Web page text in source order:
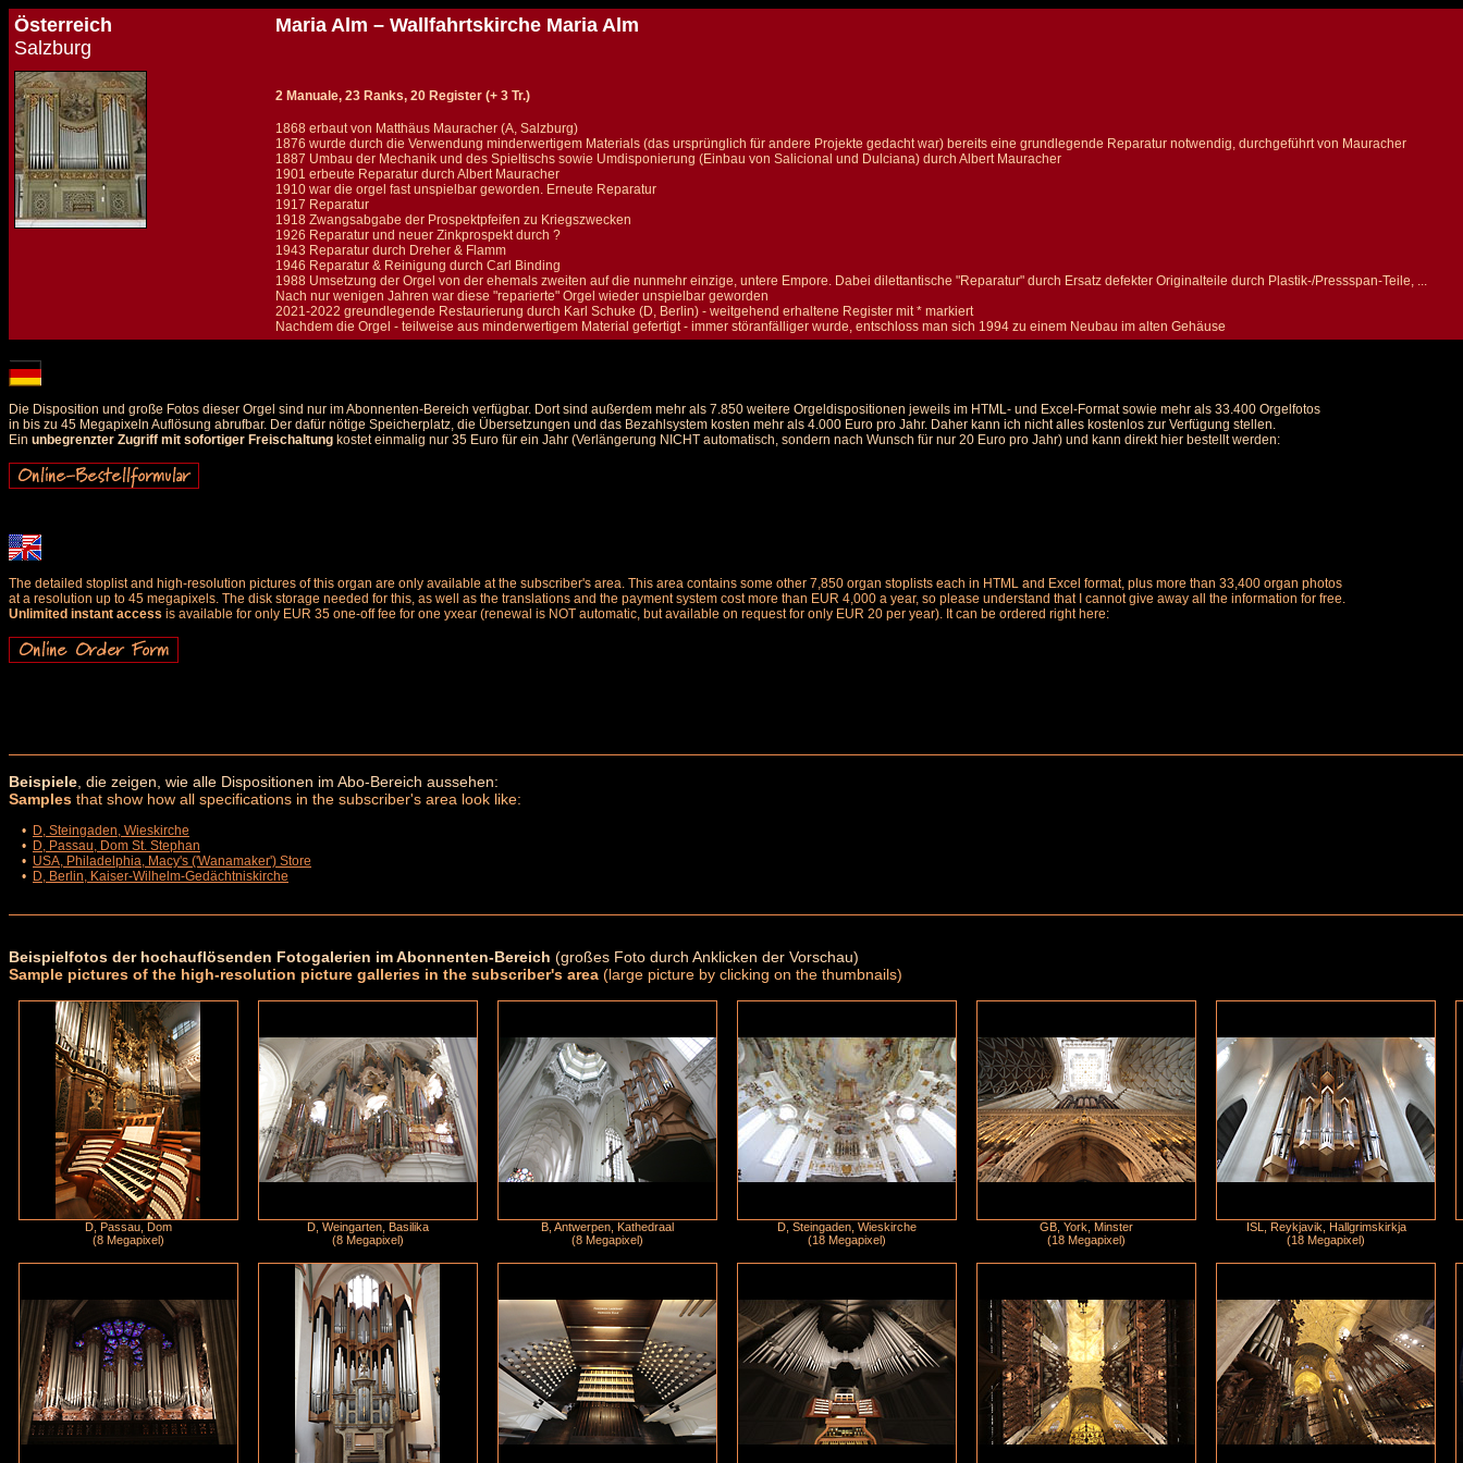
Österreich
Salzburg
Maria Alm – Wallfahrtskirche Maria Alm
2 Manuale, 23 Ranks, 20 Register (+ 3 Tr.)
1868 erbaut von Matthäus Mauracher (A, Salzburg)
1876 wurde durch die Verwendung minderwertigem Materials (das ursprünglich für andere Projekte gedacht war) bereits eine grundlegende Reparatur notwendig, durchgeführt von Mauracher
1887 Umbau der Mechanik und des Spieltischs sowie Umdisponierung (Einbau von Salicional und Dulciana) durch Albert Mauracher
1901 erbeute Reparatur durch Albert Mauracher
1910 war die orgel fast unspielbar geworden. Erneute Reparatur
1917 Reparatur
1918 Zwangsabgabe der Prospektpfeifen zu Kriegszwecken
1926 Reparatur und neuer Zinkprospekt durch ?
1943 Reparatur durch Dreher & Flamm
1946 Reparatur & Reinigung durch Carl Binding
1988 Umsetzung der Orgel von der ehemals zweiten auf die nunmehr einzige, untere Empore. Dabei dilettantische "Reparatur" durch Ersatz defekter Originalteile durch Plastik-/Pressspan-Teile, ...
Nach nur wenigen Jahren war diese "reparierte" Orgel wieder unspielbar geworden
2021-2022 greundlegende Restaurierung durch Karl Schuke (D, Berlin) - weitgehend erhaltene Register mit * markiert
Nachdem die Orgel - teilweise aus minderwertigem Material gefertigt - immer störanfälliger wurde, entschloss man sich 1994 zu einem Neubau im alten Gehäuse
Die Disposition und große Fotos dieser Orgel sind nur im Abonnenten-Bereich verfügbar. Dort sind außerdem mehr als 7.850 weitere Orgeldispositionen jeweils im HTML- und Excel-Format sowie mehr als 33.400 Orgelfotos
in bis zu 45 Megapixeln Auflösung abrufbar. Der dafür nötige Speicherplatz, die Übersetzungen und das Bezahlsystem kosten mehr als 4.000 Euro pro Jahr. Daher kann ich nicht alles kostenlos zur Verfügung stellen.
Ein unbegrenzter Zugriff mit sofortiger Freischaltung kostet einmalig nur 35 Euro für ein Jahr (Verlängerung NICHT automatisch, sondern nach Wunsch für nur 20 Euro pro Jahr) und kann direkt hier bestellt werden:
The detailed stoplist and high-resolution pictures of this organ are only available at the subscriber's area. This area contains some other 7,850 organ stoplists each in HTML and Excel format, plus more than 33,400 organ photos
at a resolution up to 45 megapixels. The disk storage needed for this, as well as the translations and the payment system cost more than EUR 4,000 a year, so please understand that I cannot give away all the information for free.
Unlimited instant access is available for only EUR 35 one-off fee for one yxear (renewal is NOT automatic, but available on request for only EUR 20 per year). It can be ordered right here:
Beispiele , die zeigen, wie alle Dispositionen im Abo-Bereich aussehen:
Samples that show how all specifications in the subscriber's area look like:
• D, Steingaden, Wieskirche
• D, Passau, Dom St. Stephan
• USA, Philadelphia, Macy's ('Wanamaker') Store
• D, Berlin, Kaiser-Wilhelm-Gedächtniskirche
Beispielfotos der hochauflösenden Fotogalerien im Abonnenten-Bereich (großes Foto durch Anklicken der Vorschau)
Sample pictures of the high-resolution picture galleries in the subscriber's area (large picture by clicking on the thumbnails)
D, Passau, Dom
(8 Megapixel)
D, Weingarten, Basilika
(8 Megapixel)
B, Antwerpen, Kathedraal
(8 Megapixel)
D, Steingaden, Wieskirche
(18 Megapixel)
GB, York, Minster
(18 Megapixel)
ISL, Reykjavik, Hallgrimskirkja
(18 Megapixel)